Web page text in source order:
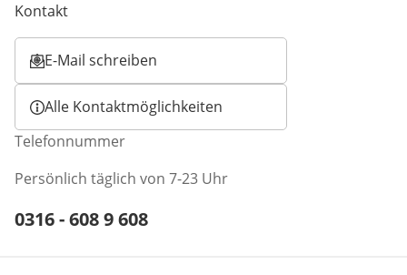
Kontakt
E-Mail schreiben
Öffnet E-Mail-Client
Alle Kontaktmöglichkeiten
Telefonnummer
Persönlich täglich von 7-23 Uhr
Telefonnummer:
0316 - 608 9 608